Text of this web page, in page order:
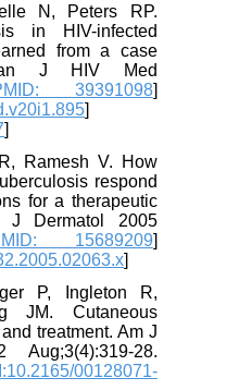
N, Peters RP.
in HIV-infected
from a case
J HIV Med
PMID: 39391098
Ramesh V. How
respond
for a therapeutic
J Dermatol 2005
PMID: 15689209
P, Ingleton R,
JM. Cutaneous
and treatment. Am J
Aug;3(4):319-28.
00128071-